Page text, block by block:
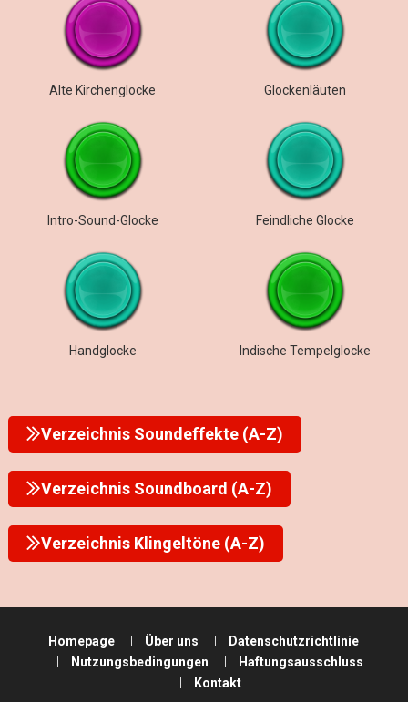
Alte Kirchenglocke Glockenläuten
Intro-Sound-Glocke Feindliche Glocke
Handglocke Indische Tempelglocke
Verzeichnis Soundeffekte (A-Z)
Verzeichnis Soundboard (A-Z)
Verzeichnis Klingeltöne (A-Z)
Homepage Über uns
Datenschutzrichtlinie
Nutzungsbedingungen
Haftungsausschluss
Kontakt